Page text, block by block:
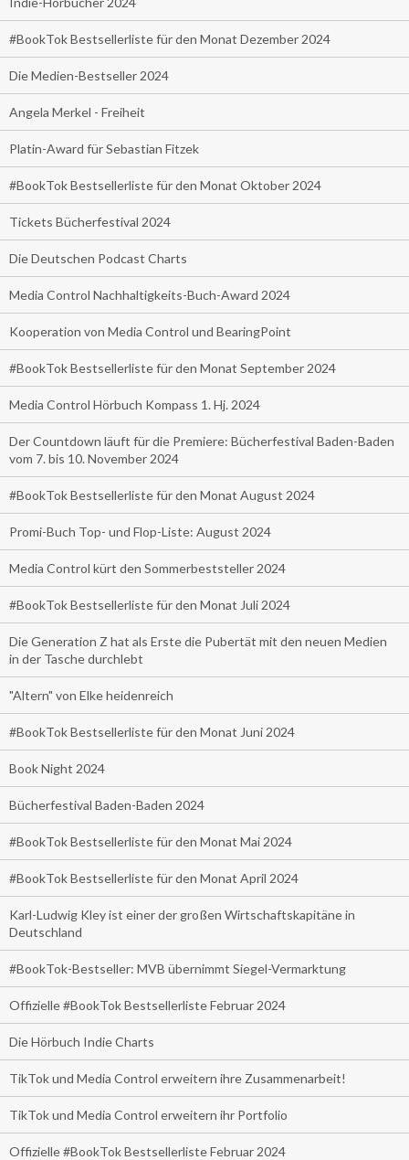
#BookTok Bestsellerliste für den Monat Dezember 2024
Die Medien-Bestseller 2024
Angela Merkel - Freiheit
Platin-Award für Sebastian Fitzek
#BookTok Bestsellerliste für den Monat Oktober 2024
Tickets Bücherfestival 2024
Die Deutschen Podcast Charts
Media Control Nachhaltigkeits-Buch-Award 2024
Kooperation von Media Control und BearingPoint
#BookTok Bestsellerliste für den Monat September 2024
Media Control Hörbuch Kompass 1. Hj. 2024
Der Countdown läuft für die Premiere: Bücherfestival Baden-Baden
vom 7. bis 10. November 2024
#BookTok Bestsellerliste für den Monat August 2024
Promi-Buch Top- und Flop-Liste: August 2024
Media Control kürt den Sommerbeststeller 2024
#BookTok Bestsellerliste für den Monat Juli 2024
Die Generation Z hat als Erste die Pubertät mit den neuen Medien
in der Tasche durchlebt
"Altern" von Elke heidenreich
#BookTok Bestsellerliste für den Monat Juni 2024
Book Night 2024
Bücherfestival Baden-Baden 2024
#BookTok Bestsellerliste für den Monat Mai 2024
#BookTok Bestsellerliste für den Monat April 2024
Karl-Ludwig Kley ist einer der großen Wirtschaftskapitäne in
Deutschland
#BookTok-Bestseller: MVB übernimmt Siegel-Vermarktung
Offizielle #BookTok Bestsellerliste Februar 2024
Die Hörbuch Indie Charts
TikTok und Media Control erweitern ihre Zusammenarbeit!
TikTok und Media Control erweitern ihr Portfolio
Offizielle #BookTok Bestsellerliste Februar 2024